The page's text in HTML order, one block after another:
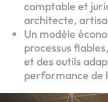
comptable et
architecte,
Un modèle
processus
et des outils
performance de